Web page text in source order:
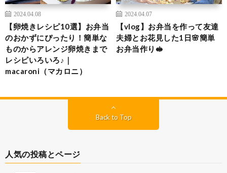
2024.04.08
【卵焼きレシピ10選】お弁当
のおかずにぴったり！簡単な
ものからアレンジ卵焼きまで
レシピいろいろ♪｜
macaroni（マカロニ）
2024.04.07
【vlog】お弁当を作って友達
夫婦とお花見した1日🌸簡単
お弁当作り🥪
Back to Top
人気の投稿とページ